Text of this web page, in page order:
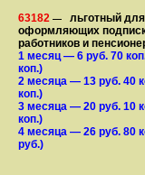
63182 —
льготный
оформляющих
работников и
1 месяц— 6 руб. 70
коп.)
2 месяца — 13 руб. 40
коп.)
3 месяца — 20 руб. 10
коп.)
4 месяца — 26 руб. 80
руб.)